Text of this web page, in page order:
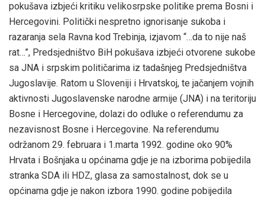
pokušava izbjeći kritiku velikosrpske politike prema Bosni i
Hercegovini. Politički nespretno ignorisanje sukoba i
razaranja sela Ravna kod Trebinja, izjavom “…da to nije naš
rat…”, Predsjedništvo BiH pokušava izbjeći otvorene sukobe
sa JNA i srpskim političarima iz tadašnjeg Predsjedništva
Jugoslavije. Ratom u Sloveniji i Hrvatskoj, te jačanjem vojnih
aktivnosti Jugoslavenske narodne armije (JNA) i na teritoriju
Bosne i Hercegovine, dolazi do odluke o referendumu za
nezavisnost Bosne i Hercegovine. Na referendumu
održanom 29. februara i 1.marta 1992. godine oko 90%
Hrvata i Bošnjaka u općinama gdje je na izborima pobijedila
stranka SDA ili HDZ, glasa za samostalnost, dok se u
općinama gdje je nakon izbora 1990. godine pobijedila